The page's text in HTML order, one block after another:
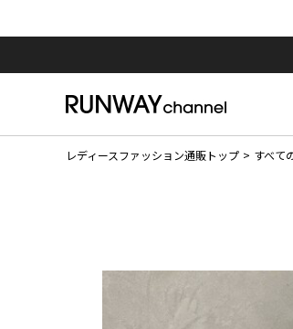
レディースファッション通販トップ すべて